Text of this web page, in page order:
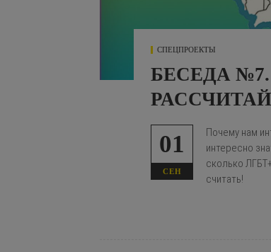
СПЕЦПРОЕКТЫ
БЕСЕДА
01
СЕН
Почему нам
интересно
сколько
считать!